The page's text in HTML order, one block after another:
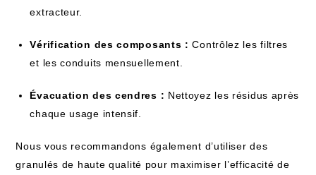
extracteur.
Vérification des composants : Contrôlez les filtres
et les conduits mensuellement.
Évacuation des cendres : Nettoyez les résidus après
chaque usage intensif.
Nous vous recommandons également d’utiliser des
granulés de haute qualité pour maximiser l’efficacité de